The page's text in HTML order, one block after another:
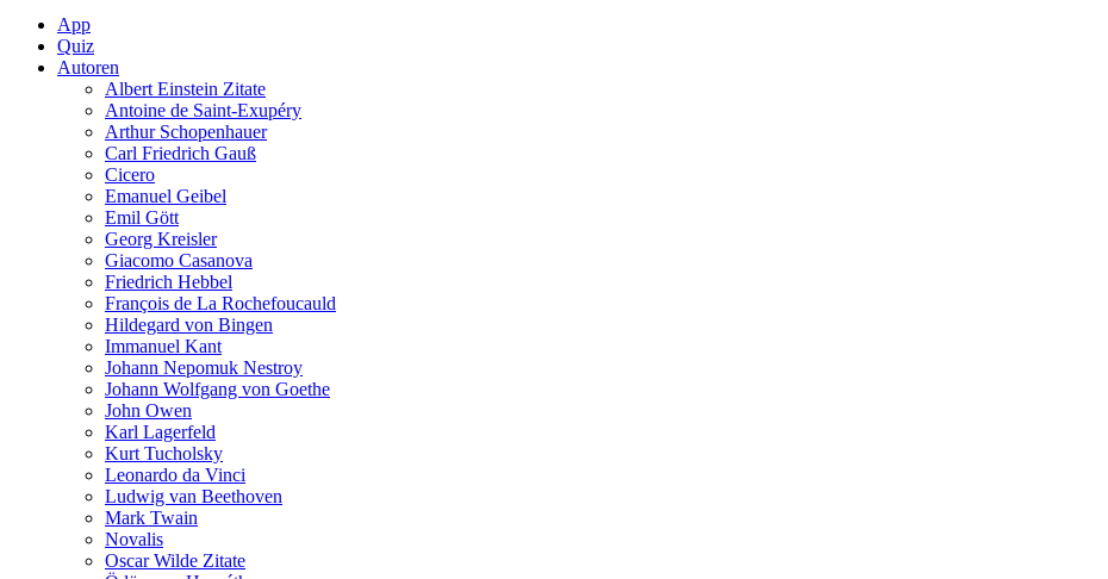
App
Quiz
Autoren
Albert Einstein Zitate
Antoine de Saint-Exupéry
Arthur Schopenhauer
Carl Friedrich Gauß
Cicero
Emanuel Geibel
Emil Gött
Georg Kreisler
Giacomo Casanova
Friedrich Hebbel
François de La Rochefoucauld
Hildegard von Bingen
Immanuel Kant
Johann Nepomuk Nestroy
Johann Wolfgang von Goethe
John Owen
Karl Lagerfeld
Kurt Tucholsky
Leonardo da Vinci
Ludwig van Beethoven
Mark Twain
Novalis
Oscar Wilde Zitate